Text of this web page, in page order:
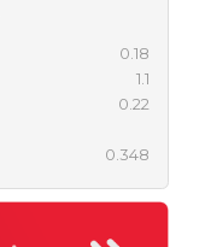
0.18
1.1
0.22
0.348